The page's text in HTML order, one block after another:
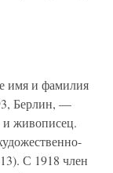
имя и фамилия
Берлин, —
и живописец.
С 1918 член